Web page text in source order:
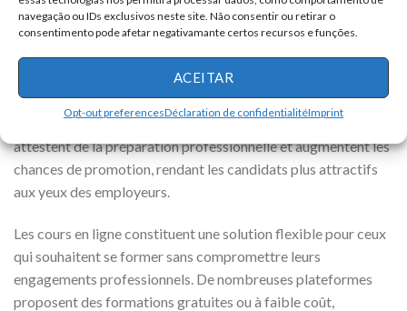
navegação ou IDs exclusivos neste site. Não consentir ou retirar o
consentimento pode afetar negativamante certos recursos e funções.
ACEITAR
Opt-out preferencesDéclaration de confidentialitéImprint
l’efficacité professionnelle et lesopportunitésde carrière.
Obtenir des certifications reconnues dans le secteur est un
véritable atout. Certaines chaînes de supermarchés
collaborent avec des organismes de formation pour proposer
des cours spécifiques à leurs employés. Les certifications
attestent de la préparation professionnelle et augmentent les
chances de promotion, rendant les candidats plus attractifs
aux yeux des employeurs.
Les cours en ligne constituent une solution flexible pour ceux
qui souhaitent se former sans compromettre leurs
engagements professionnels. De nombreuses plateformes
proposent des formations gratuites ou à faible coût,